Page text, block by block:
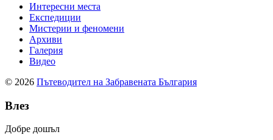
Интересни места
Експедиции
Мистерии и феномени
Архиви
Галерия
Видео
© 2026 Пътеводител на Забравената България
Влез
Добре дошъл